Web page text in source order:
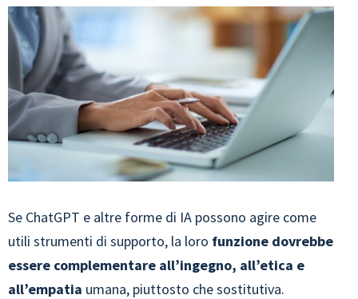
Se ChatGPT e altre forme di IA possono agire come
utili strumenti di supporto, la loro funzione dovrebbe
essere complementare all’ingegno, all’etica e
all’empatia umana, piuttosto che sostitutiva.